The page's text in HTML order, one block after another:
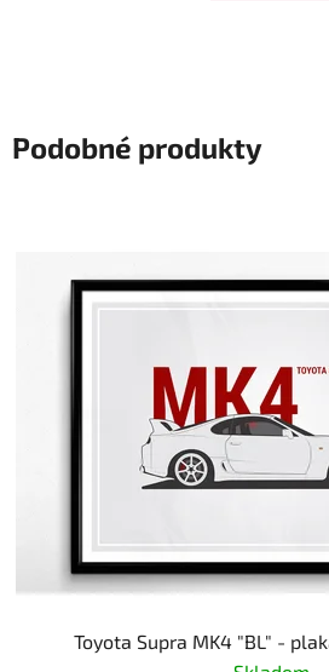
Podobné produkty
Toyota Supra MK4 "BL" -